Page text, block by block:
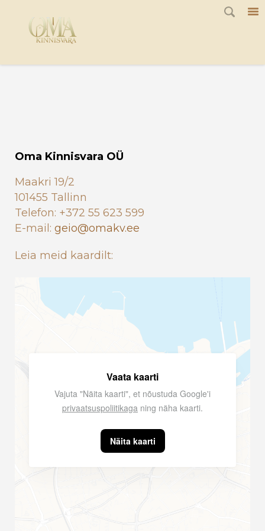
Oma Kinnisvara OÜ
Maakri 19/2
101455 Tallinn
Telefon: +372 55 623 599
E-mail: geio@omakv.ee
Leia meid kaardilt:
Vaata kaarti
Vajuta "Näita kaarti", et nõustuda Google'i
privaatsuspoliitikaga ning näha kaarti.
Näita kaarti